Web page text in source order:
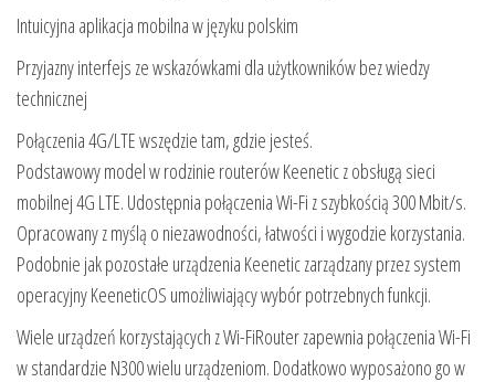
Intuicyjna aplikacja mobilna w języku polskim
Przyjazny interfejs ze wskazówkami dla użytkowników bez wiedzy
technicznej
Połączenia 4G/LTE wszędzie tam, gdzie jesteś.
Podstawowy model w rodzinie routerów Keenetic z obsługą sieci
mobilnej 4G LTE. Udostępnia połączenia Wi-Fi z szybkością 300 Mbit/s.
Opracowany z myślą o niezawodności, łatwości i wygodzie korzystania.
Podobnie jak pozostałe urządzenia Keenetic zarządzany przez system
operacyjny KeeneticOS umożliwiający wybór potrzebnych funkcji.
Wiele urządzeń korzystających z Wi-FiRouter zapewnia połączenia Wi-Fi
w standardzie N300 wielu urządzeniom. Dodatkowo wyposażono go w